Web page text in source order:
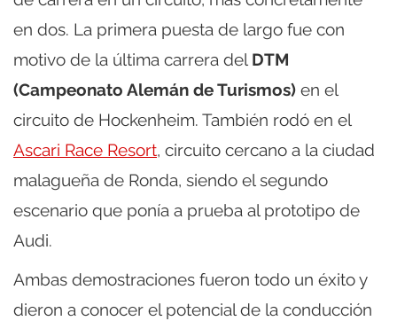
en dos. La primera puesta de largo fue con
motivo de la última carrera del DTM
(Campeonato Alemán de Turismos) en el
circuito de Hockenheim. También rodó en el
Ascari Race Resort, circuito cercano a la ciudad
malagueña de Ronda, siendo el segundo
escenario que ponía a prueba al prototipo de
Audi.
Ambas demostraciones fueron todo un éxito y
dieron a conocer el potencial de la conducción